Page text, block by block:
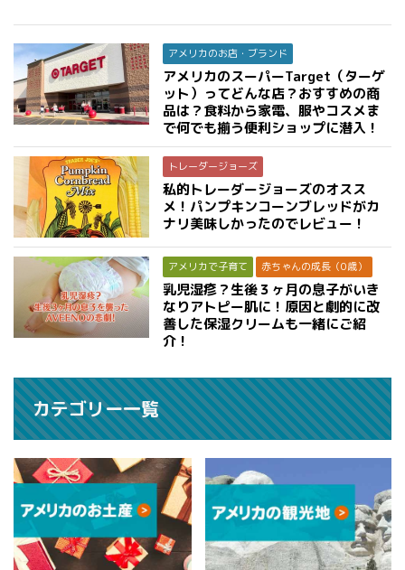
アメリカのお店・ブランド
アメリカのスーパーTarget（ターゲ
ット）ってどんな店？おすすめの商
品は？食料から家電、服やコスメま
で何でも揃う便利ショップに潜入！
トレーダージョーズ
私的トレーダージョーズのオスス
メ！パンプキンコーンブレッドがカ
ナリ美味しかったのでレビュー！
アメリカで子育て 赤ちゃんの成長（0歳）
乳児湿疹？生後３ヶ月の息子がいき
なりアトピー肌に！原因と劇的に改
善した保湿クリームも一緒にご紹
介！
カテゴリー一覧